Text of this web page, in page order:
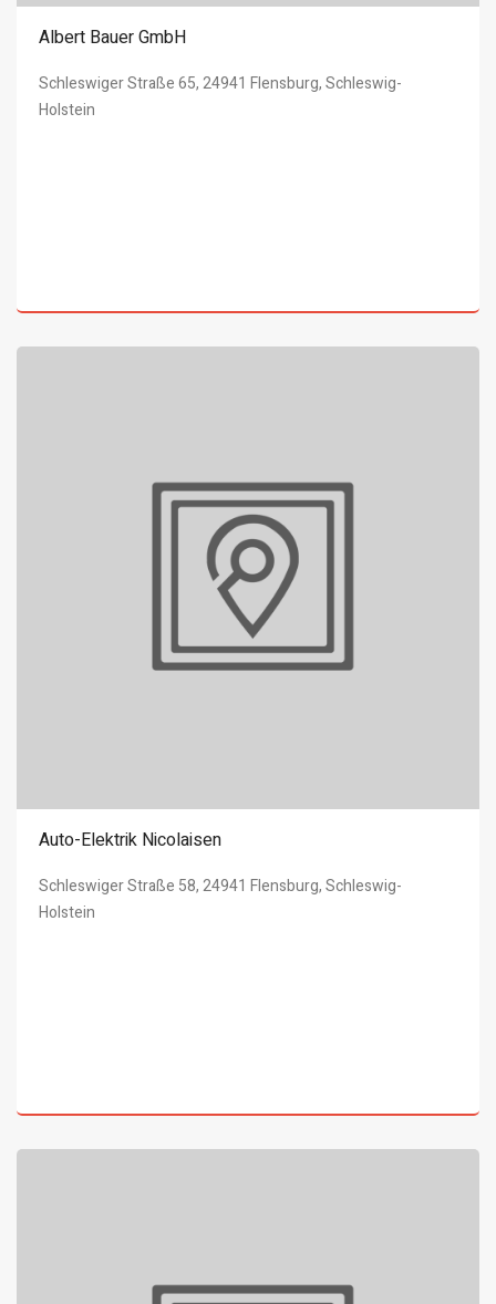
Albert Bauer GmbH
Schleswiger Straße 65, 24941 Flensburg, Schleswig-
Holstein
Auto-Elektrik Nicolaisen
Schleswiger Straße 58, 24941 Flensburg, Schleswig-
Holstein